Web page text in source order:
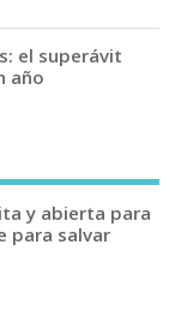
el superávit
año
y abierta para
para salvar